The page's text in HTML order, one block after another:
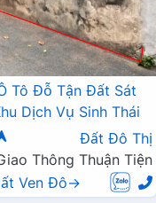
Tô Đỗ Tận Đất Sát
Dịch Vụ Sinh Thái
Đất Đô Thị
Thông Thuận Tiện
Ven Đô→